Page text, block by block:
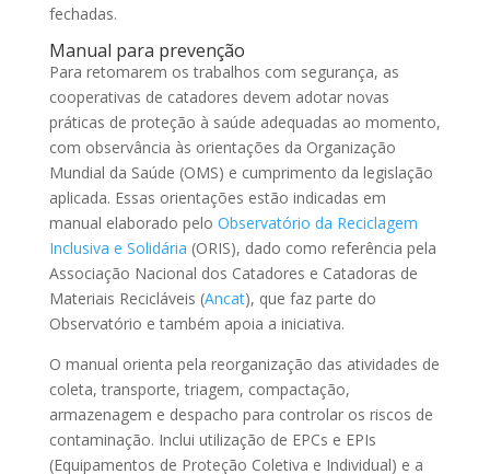
fechadas.
Manual para prevenção
Para retomarem os trabalhos com segurança, as
cooperativas de catadores devem adotar novas
práticas de proteção à saúde adequadas ao momento,
com observância às orientações da Organização
Mundial da Saúde (OMS) e cumprimento da legislação
aplicada. Essas orientações estão indicadas em
manual elaborado pelo Observatório da Reciclagem
Inclusiva e Solidária (ORIS), dado como referência pela
Associação Nacional dos Catadores e Catadoras de
Materiais Recicláveis (Ancat), que faz parte do
Observatório e também apoia a iniciativa.
O manual orienta pela reorganização das atividades de
coleta, transporte, triagem, compactação,
armazenagem e despacho para controlar os riscos de
contaminação. Inclui utilização de EPCs e EPIs
(Equipamentos de Proteção Coletiva e Individual) e a